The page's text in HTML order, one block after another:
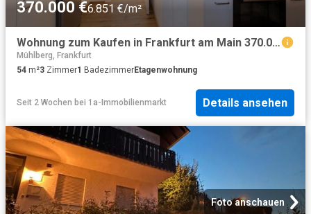
370.000 €6.851 €/m²
Wohnung zum Kaufen in Frankfurt am Main 370.000,00 EUR 54.84 m²
Mühlberg, Frankfurt
54 m²3 Zimmer1 BadezimmerEtagenwohnung
Seit 2 Wochen bei 1a-Immobilienmarkt Details ansehen
Foto anschauen